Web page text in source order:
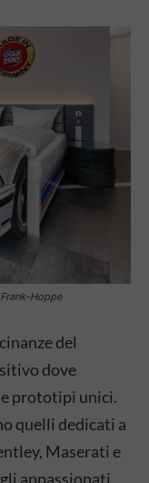
Hoppe
del
dove
e prototipi unici.
quelli dedicati a
Maserati e
appassionati